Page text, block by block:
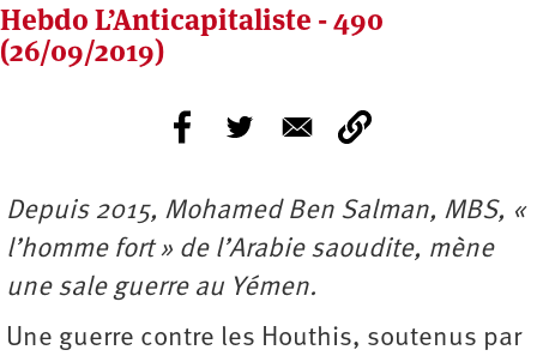
Hebdo L’Anticapitaliste - 490
(26/09/2019)
Depuis 2015, Mohamed Ben Salman, MBS, «
l’homme fort » de l’Arabie saoudite, mène
une sale guerre au Yémen.
Une guerre contre les Houthis, soutenus par